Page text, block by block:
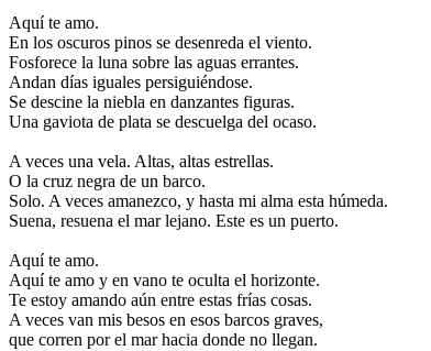
Aquí te amo.
En los oscuros pinos se desenreda el viento.
Fosforece la luna sobre las aguas errantes.
Andan días iguales persiguiéndose.
Se descine la niebla en danzantes figuras.
Una gaviota de plata se descuelga del ocaso.
A veces una vela. Altas, altas estrellas.
O la cruz negra de un barco.
Solo. A veces amanezco, y hasta mi alma esta húmeda.
Suena, resuena el mar lejano. Este es un puerto.
Aquí te amo.
Aquí te amo y en vano te oculta el horizonte.
Te estoy amando aún entre estas frías cosas.
A veces van mis besos en esos barcos graves,
que corren por el mar hacia donde no llegan.